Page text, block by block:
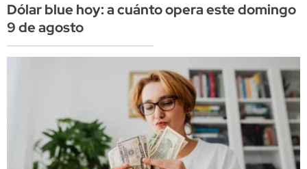
Dólar blue hoy: a cuánto opera este domingo
9 de agosto